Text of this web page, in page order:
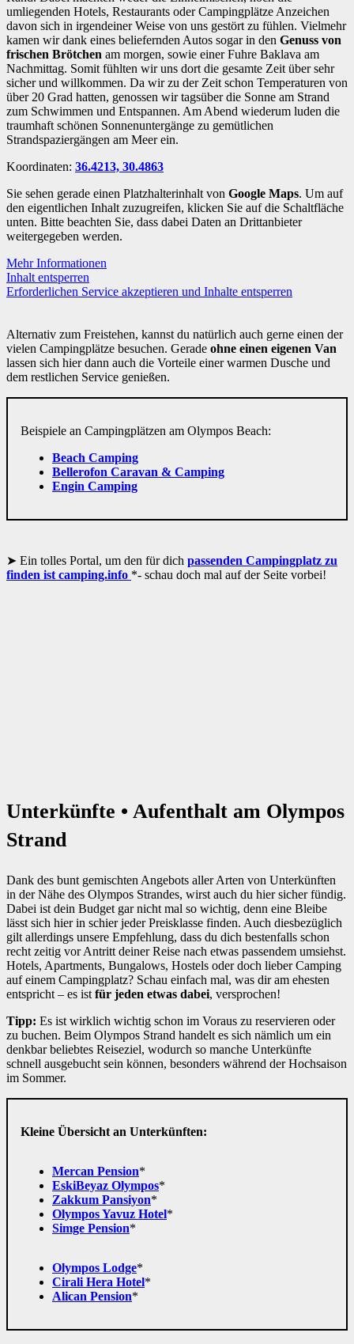
umliegenden Hotels, Restaurants oder Campingplätze Anzeichen
davon sich in irgendeiner Weise von uns gestört zu fühlen. Vielmehr
kamen wir dank eines beliefernden Autos sogar in den Genuss von
frischen Brötchen am morgen, sowie einer Fuhre Baklava am
Nachmittag. Somit fühlten wir uns dort die gesamte Zeit über sehr
sicher und willkommen. Da wir zu der Zeit schon Temperaturen von
über 20 Grad hatten, genossen wir tagsüber die Sonne am Strand
zum Schwimmen und Entspannen. Am Abend wiederum luden die
traumhaft schönen Sonnenuntergänge zu gemütlichen
Strandspaziergängen am Meer ein.
Koordinaten: 36.4213, 30.4863
Sie sehen gerade einen Platzhalterinhalt von Google Maps. Um auf
den eigentlichen Inhalt zuzugreifen, klicken Sie auf die Schaltfläche
unten. Bitte beachten Sie, dass dabei Daten an Drittanbieter
weitergegeben werden.
Mehr Informationen
Inhalt entsperren
Erforderlichen Service akzeptieren und Inhalte entsperren
Alternativ zum Freistehen, kannst du natürlich auch gerne einen der
vielen Campingplätze besuchen. Gerade ohne einen eigenen Van
lassen sich hier dann auch die Vorteile einer warmen Dusche und
dem restlichen Service genießen.
Beispiele an Campingplätzen am Olympos Beach:
Beach Camping
Bellerofon Caravan & Camping
Engin Camping
Ein tolles Portal, um den für dich passenden Campingplatz zu
finden ist camping.info *- schau doch mal auf der Seite vorbei!
Unterkünfte • Aufenthalt am Olympos
Strand
Dank des bunt gemischten Angebots aller Arten von Unterkünften
in der Nähe des Olympos Strandes, wirst auch du hier sicher fündig.
Dabei ist dein Budget gar nicht mal so wichtig, denn eine Bleibe
lässt sich hier in schier jeder Preisklasse finden. Auch diesbezüglich
gilt allerdings unsere Empfehlung, dass du dich bestenfalls schon
recht zeitig vor Antritt deiner Reise nach etwas passendem umsiehst.
Hotels, Apartments, Bungalows, Hostels oder doch lieber Camping
auf einem Campingplatz? Schau einfach mal, was dir am ehesten
entspricht – es ist für jeden etwas dabei, versprochen!
Tipp: Es ist wirklich wichtig schon im Voraus zu reservieren oder
zu buchen. Beim Olympos Strand handelt es sich nämlich um ein
denkbar beliebtes Reiseziel, wodurch so manche Unterkünfte
schnell ausgebucht sein können, besonders während der Hochsaison
im Sommer.
Kleine Übersicht an Unterkünften:
Mercan Pension*
EskiBeyaz Olympos*
Zakkum Pansiyon*
Olympos Yavuz Hotel*
Simge Pension*
Olympos Lodge*
Cirali Hera Hotel*
Alican Pension*